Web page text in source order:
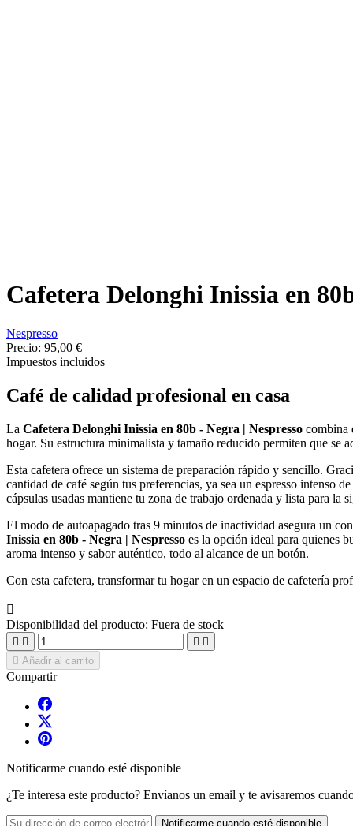
Cafetera Delonghi Inissia en
Nespresso
Precio: 95,00 €
Impuestos incluidos
Café de calidad profesional en casa
La Cafetera Delonghi Inissia en 80b - Negra | Nespresso combina
hogar. Su estructura minimalista y tamaño reducido permiten que se
Esta cafetera ofrece un sistema de preparación rápido y sencillo.
cantidad de café según tus preferencias, ya sea un espresso
cápsulas usadas mantiene tu zona de trabajo ordenada y lista para la
El modo de autoapagado tras 9 minutos de inactividad asegura un
Inissia en 80b - Negra | Nespresso es la opción ideal para quienes
aroma intenso y sabor auténtico, todo al alcance de un botón.
Con esta cafetera, transformar tu hogar en un espacio de cafetería

Disponibilidad del producto: Fuera de stock
   
 Añadir al carrito
Compartir
Notificarme cuando esté disponible
¿Te interesa este producto? Envíanos un email y te avisaremos
Notificarme cuando esté disponible